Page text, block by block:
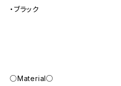
・ブラック
○Material○